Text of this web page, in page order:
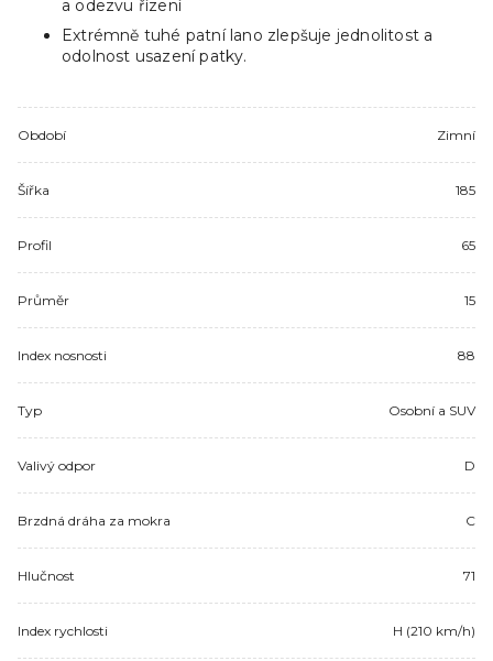
a odezvu řízení
Extrémně tuhé patní lano zlepšuje jednolitost a
odolnost usazení patky.
Období Zimní
Šířka 185
Profil 65
Průměr 15
Index nosnosti 88
Typ Osobní a SUV
Valivý odpor D
Brzdná dráha za mokra C
Hlučnost 71
Index rychlosti H (210 km/h)